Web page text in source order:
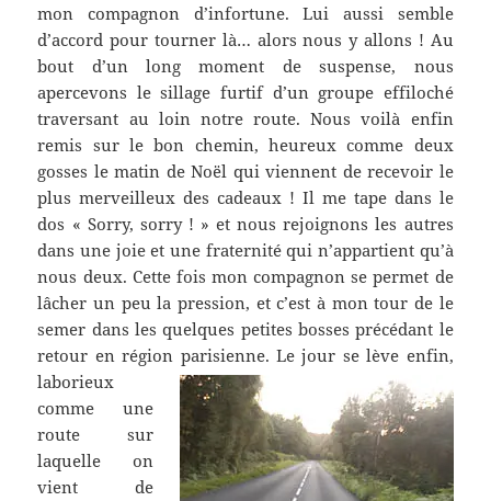
mon compagnon d’infortune. Lui aussi semble
d’accord pour tourner là… alors nous y allons ! Au
bout d’un long moment de suspense, nous
apercevons le sillage furtif d’un groupe effiloché
traversant au loin notre route. Nous voilà enfin
remis sur le bon chemin, heureux comme deux
gosses le matin de Noël qui viennent de recevoir le
plus merveilleux des cadeaux ! Il me tape dans le
dos « Sorry, sorry ! » et nous rejoignons les autres
dans une joie et une fraternité qui n’appartient qu’à
nous deux. Cette fois mon compagnon se permet de
lâcher un peu la pression, et c’est à mon tour de le
semer dans les quelques petites bosses précédant le
retour en région parisienne. Le jour se lève enfin,
laborieux
comme une
route sur
laquelle on
vient de